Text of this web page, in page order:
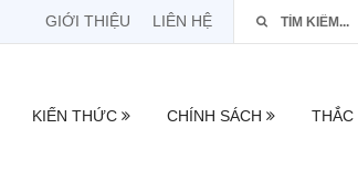
GIỚI THIỆU LIÊN HỆ
KIẾN THỨC CHÍNH SÁCH THẮC